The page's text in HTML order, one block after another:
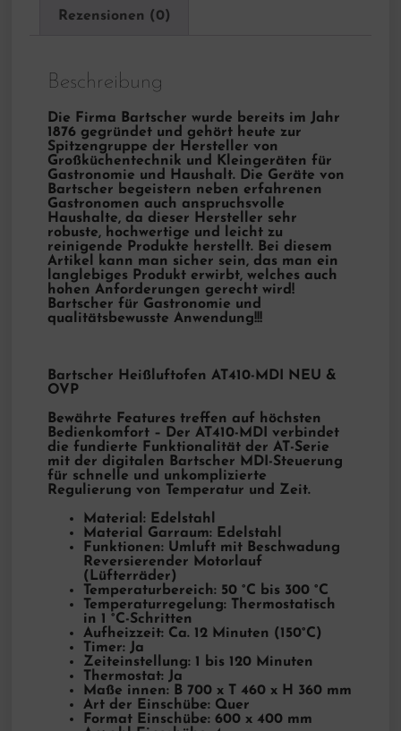
Rezensionen (0)
Beschreibung
Die Firma Bartscher wurde bereits im Jahr
1876 gegründet und gehört heute zur
Spitzengruppe der Hersteller von
Großküchentechnik und Kleingeräten für
Gastronomie und Haushalt. Die Geräte von
Bartscher begeistern neben erfahrenen
Gastronomen auch anspruchsvolle
Haushalte, da dieser Hersteller sehr
robuste, hochwertige und leicht zu
reinigende Produkte herstellt. Bei diesem
Artikel kann man sicher sein, das man ein
langlebiges Produkt erwirbt, welches auch
hohen Anforderungen gerecht wird!
Bartscher für Gastronomie und
qualitätsbewusste Anwendung!!!
Bartscher Heißluftofen AT410-MDI NEU &
OVP
Bewährte Features treffen auf höchsten
Bedienkomfort – Der AT410-MDI verbindet
die fundierte Funktionalität der AT-Serie
mit der digitalen Bartscher MDI-Steuerung
für schnelle und unkomplizierte
Regulierung von Temperatur und Zeit.
Material: Edelstahl
Material Garraum: Edelstahl
Funktionen: Umluft mit Beschwadung
Reversierender Motorlauf
(Lüfterräder)
Temperaturbereich: 50 °C bis 300 °C
Temperaturregelung: Thermostatisch
in 1 °C-Schritten
Aufheizzeit: Ca. 12 Minuten (150°C)
Timer: Ja
Zeiteinstellung: 1 bis 120 Minuten
Thermostat: Ja
Maße innen: B 700 x T 460 x H 360 mm
Art der Einschübe: Quer
Format Einschübe: 600 x 400 mm